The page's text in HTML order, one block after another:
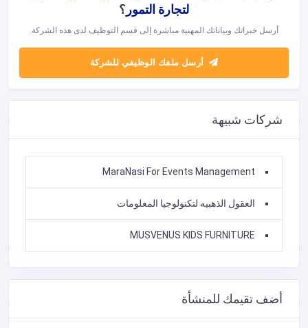
لتجارة التمور ؟
أرسل خبراتك وبياناتك المهنية مباشرة إلى قسم التوظيف لدى هذه الشركة.
أرسل ملفك الوظيفي للشركة
شركات شبيهة
MaraNasi For Events Management
العقول الذهبيه لتكنولوجيا المعلومات
MUSVENUS KIDS FURNITURE
أضف تقيمك للمنشأة